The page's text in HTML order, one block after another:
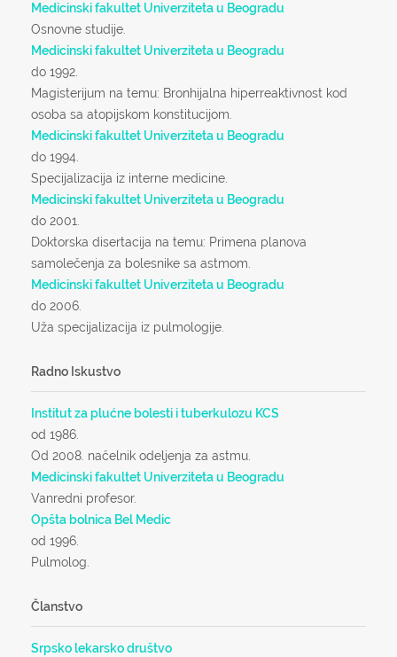
Medicinski fakultet Univerziteta u Beogradu
Osnovne studije.
Medicinski fakultet Univerziteta u Beogradu
do 1992.
Magisterijum na temu: Bronhijalna hiperreaktivnost kod
osoba sa atopijskom konstitucijom.
Medicinski fakultet Univerziteta u Beogradu
do 1994.
Specijalizacija iz interne medicine.
Medicinski fakultet Univerziteta u Beogradu
do 2001.
Doktorska disertacija na temu: Primena planova
samolečenja za bolesnike sa astmom.
Medicinski fakultet Univerziteta u Beogradu
do 2006.
Uža specijalizacija iz pulmologije.
Radno Iskustvo
Institut za plućne bolesti i tuberkulozu KCS
od 1986.
Od 2008. načelnik odeljenja za astmu.
Medicinski fakultet Univerziteta u Beogradu
Vanredni profesor.
Opšta bolnica Bel Medic
od 1996.
Pulmolog.
Članstvo
Srpsko lekarsko društvo